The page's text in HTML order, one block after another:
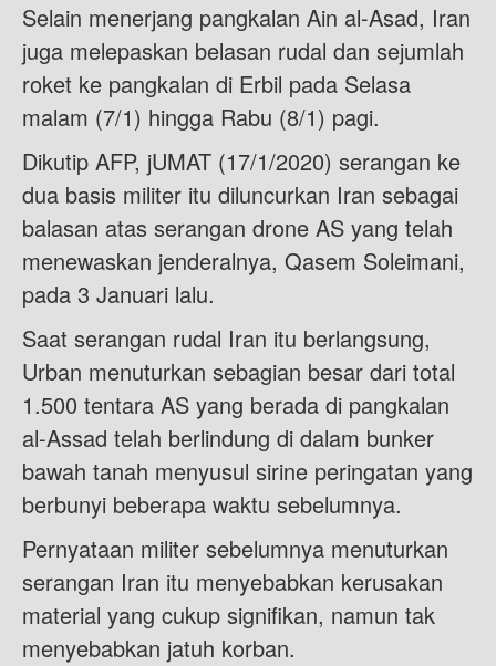
Selain menerjang pangkalan Ain al-Asad, Iran
juga melepaskan belasan rudal dan sejumlah
roket ke pangkalan di Erbil pada Selasa
malam (7/1) hingga Rabu (8/1) pagi.
Dikutip AFP, jUMAT (17/1/2020) serangan ke
dua basis militer itu diluncurkan Iran sebagai
balasan atas serangan drone AS yang telah
menewaskan jenderalnya, Qasem Soleimani,
pada 3 Januari lalu.
Saat serangan rudal Iran itu berlangsung,
Urban menuturkan sebagian besar dari total
1.500 tentara AS yang berada di pangkalan
al-Assad telah berlindung di dalam bunker
bawah tanah menyusul sirine peringatan yang
berbunyi beberapa waktu sebelumnya.
Pernyataan militer sebelumnya menuturkan
serangan Iran itu menyebabkan kerusakan
material yang cukup signifikan, namun tak
menyebabkan jatuh korban.